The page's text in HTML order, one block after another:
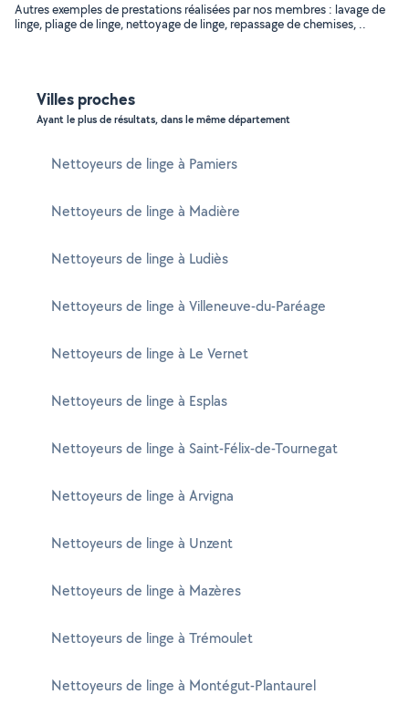
Autres exemples de prestations réalisées par nos membres : lavage de
linge, pliage de linge, nettoyage de linge, repassage de chemises, ..
Villes proches
Ayant le plus de résultats, dans le même département
Nettoyeurs de linge à Pamiers
Nettoyeurs de linge à Madière
Nettoyeurs de linge à Ludiès
Nettoyeurs de linge à Villeneuve-du-Paréage
Nettoyeurs de linge à Le Vernet
Nettoyeurs de linge à Esplas
Nettoyeurs de linge à Saint-Félix-de-Tournegat
Nettoyeurs de linge à Arvigna
Nettoyeurs de linge à Unzent
Nettoyeurs de linge à Mazères
Nettoyeurs de linge à Trémoulet
Nettoyeurs de linge à Montégut-Plantaurel